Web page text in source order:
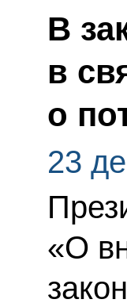
В
в
о
23
«О